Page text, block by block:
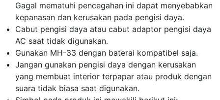
Gagal mematuhi pencegahan ini dapat menyebabkan
kepanasan dan kerusakan pada pengisi daya.
Cabut pengisi daya atau cabut adaptor pengisi daya
AC saat tidak digunakan.
Gunakan MH-33 dengan baterai kompatibel saja.
Jangan gunakan pengisi daya dengan kerusakan
yang membuat interior terpapar atau produk dengan
suara tidak biasa saat digunakan.